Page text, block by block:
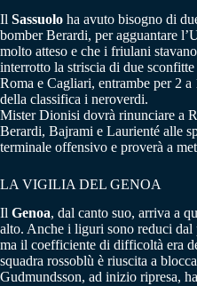
Il Sassuolo ha avuto bisogno di
bomber Berardi, per agguantare
molto atteso e che i friulani
interrotto la striscia di due
Roma e Cagliari, entrambe per 2
della classifica i neroverdi.
Mister Dionisi dovrà rinunciare a
Berardi, Bajrami e Laurienté alle
terminale offensivo e proverà a
LA VIGILIA DEL GENOA
Il Genoa, dal canto suo, arriva a
alto. Anche i liguri sono reduci dal
ma il coefficiente di difficoltà era
squadra rossoblù è riuscita a
Gudmundsson, ad inizio ripresa,